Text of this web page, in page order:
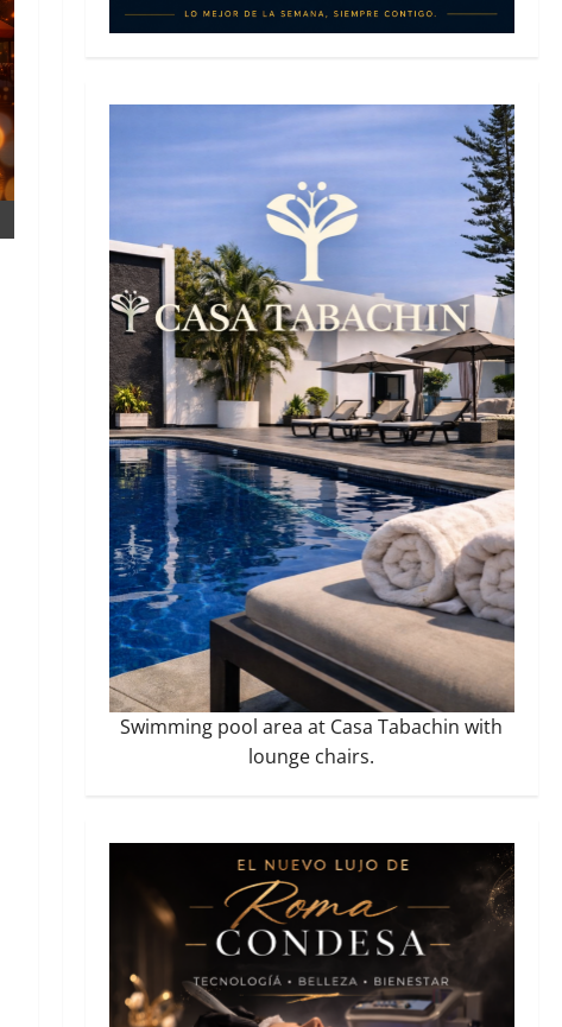
Swimming pool area at Casa Tabachin with
lounge chairs.